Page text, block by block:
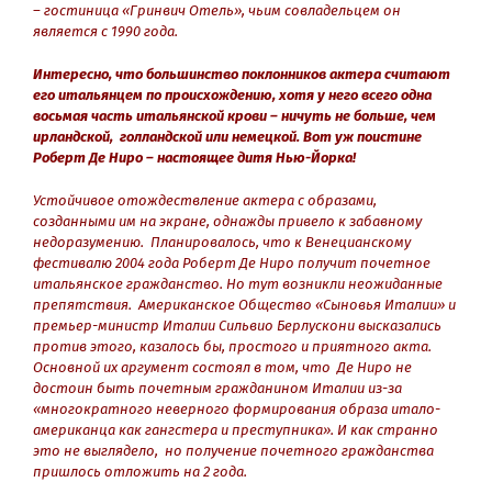
– гостиница «Гринвич Отель», чьим совладельцем он
является с 1990 года.
Интересно, что большинство поклонников актера считают
его итальянцем по происхождению, хотя у него всего одна
восьмая часть итальянской крови – ничуть не больше, чем
ирландской, голландской или немецкой. Вот уж поистине
Роберт Де Ниро – настоящее дитя Нью-Йорка!
Устойчивое отождествление актера с образами,
созданными им на экране, однажды привело к забавному
недоразумению. Планировалось, что к Венецианскому
фестивалю 2004 года Роберт Де Ниро получит почетное
итальянское гражданство. Но тут возникли неожиданные
препятствия. Американское Общество «Сыновья Италии» и
премьер-министр Италии Сильвио Берлускони высказались
против этого, казалось бы, простого и приятного акта.
Основной их аргумент состоял в том, что Де Ниро не
достоин быть почетным гражданином Италии из-за
«многократного неверного формирования образа итало-
американца как гангстера и преступника». И как странно
это не выглядело, но получение почетного гражданства
пришлось отложить на 2 года.